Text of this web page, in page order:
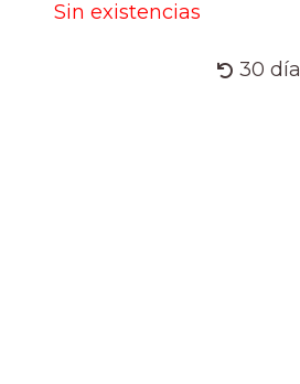
Sin existencias
30